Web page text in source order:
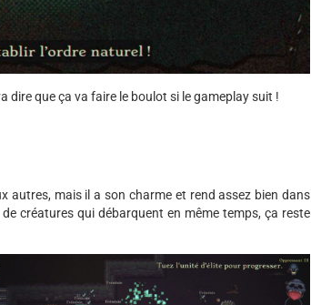
dire que ça va faire le boulot si le gameplay suit !
autres, mais il a son charme et rend assez bien dans
créatures qui débarquent en même temps, ça reste